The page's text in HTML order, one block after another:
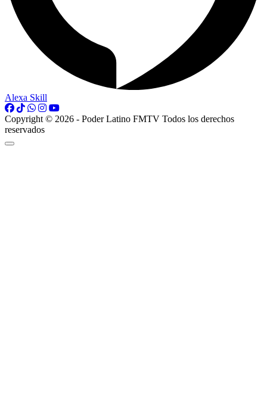
Alexa Skill
Copyright © 2026 - Poder Latino FMTV Todos los derechos
reservados